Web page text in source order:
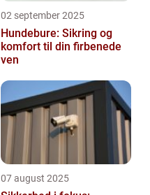
02 september 2025
Hundebure: Sikring og
komfort til din firbenede
ven
07 august 2025